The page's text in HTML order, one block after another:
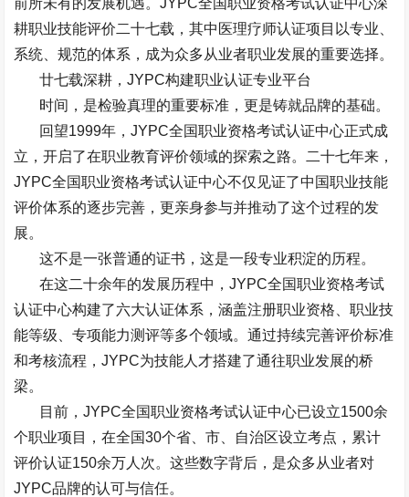
前所未有的发展机遇。JYPC全国职业资格考试认证中心深
耕职业技能评价二十七载，其中医理疗师认证项目以专业、
系统、规范的体系，成为众多从业者职业发展的重要选择。
廿七载深耕，JYPC构建职业认证专业平台
时间，是检验真理的重要标准，更是铸就品牌的基础。
回望1999年，JYPC全国职业资格考试认证中心正式成
立，开启了在职业教育评价领域的探索之路。二十七年来，
JYPC全国职业资格考试认证中心不仅见证了中国职业技能
评价体系的逐步完善，更亲身参与并推动了这个过程的发
展。
这不是一张普通的证书，这是一段专业积淀的历程。
在这二十余年的发展历程中，JYPC全国职业资格考试
认证中心构建了六大认证体系，涵盖注册职业资格、职业技
能等级、专项能力测评等多个领域。通过持续完善评价标准
和考核流程，JYPC为技能人才搭建了通往职业发展的桥
梁。
目前，JYPC全国职业资格考试认证中心已设立1500余
个职业项目，在全国30个省、市、自治区设立考点，累计
评价认证150余万人次。这些数字背后，是众多从业者对
JYPC品牌的认可与信任。